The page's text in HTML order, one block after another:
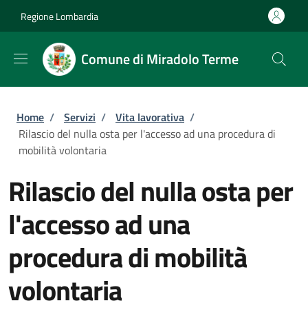
Regione Lombardia
Comune di Miradolo Terme
Briciole di pane
Home / Servizi / Vita lavorativa /
Rilascio del nulla osta per l'accesso ad una procedura di
mobilità volontaria
Rilascio del nulla osta per
l'accesso ad una
procedura di mobilità
volontaria